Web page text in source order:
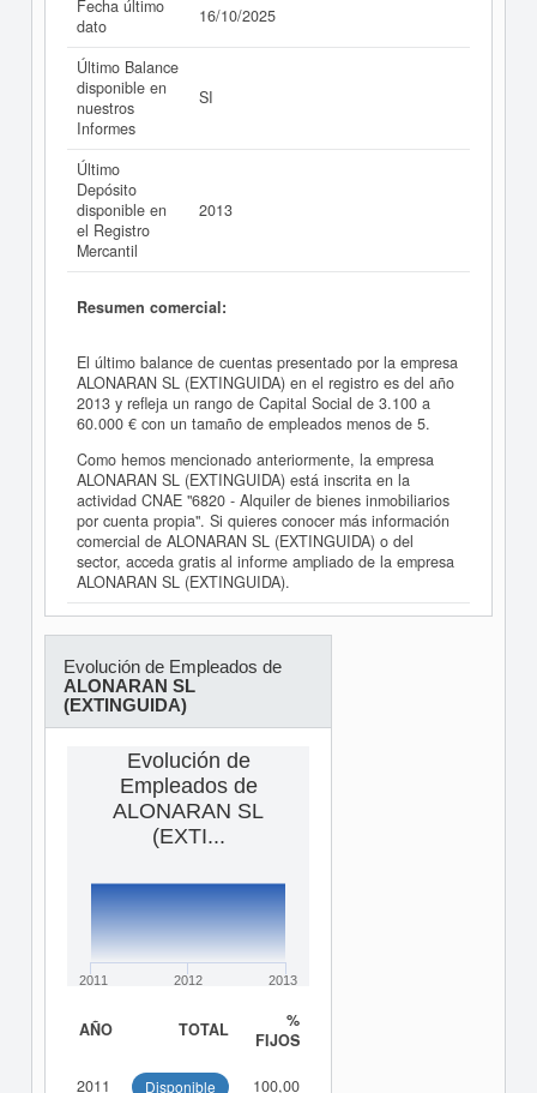
Fecha último
dato
16/10/2025
Último Balance
disponible en
nuestros
Informes
SI
Último
Depósito
disponible en
el Registro
Mercantil
2013
Resumen comercial:
El último balance de cuentas presentado por la empresa
ALONARAN SL (EXTINGUIDA) en el registro es del año
2013 y refleja un rango de Capital Social de 3.100 a
60.000 € con un tamaño de empleados menos de 5.
Como hemos mencionado anteriormente, la empresa
ALONARAN SL (EXTINGUIDA) está inscrita en la
actividad CNAE "6820 - Alquiler de bienes inmobiliarios
por cuenta propia". Si quieres conocer más información
comercial de ALONARAN SL (EXTINGUIDA) o del
sector, acceda gratis al informe ampliado de la empresa
ALONARAN SL (EXTINGUIDA).
Evolución de Empleados de
ALONARAN SL
(EXTINGUIDA)
Evolución de
Empleados de
ALONARAN SL
(EXTI...
2011 2012 2013
AÑO TOTAL
%
FIJOS
2011 Disponible 100,00